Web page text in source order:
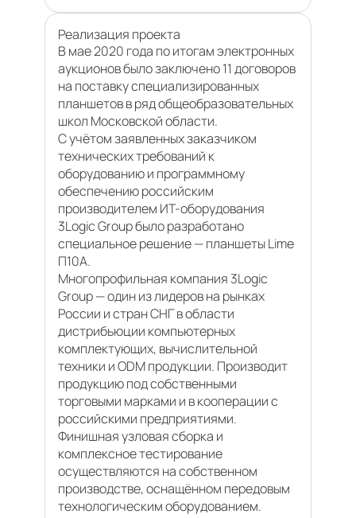
Реализация проекта
В мае 2020 года по итогам электронных
аукционов было заключено 11 договоров
на поставку специализированных
планшетов в ряд общеобразовательных
школ Московской области.
С учётом заявленных заказчиком
технических требований к
оборудованию и программному
обеспечению российским
производителем ИТ-оборудования
3Logic Group было разработано
специальное решение — планшеты Lime
П10А.
Многопрофильная компания 3Logic
Group — один из лидеров на рынках
России и стран СНГ в области
дистрибьюции компьютерных
комплектующих, вычислительной
техники и ODM продукции. Производит
продукцию под собственными
торговыми марками и в кооперации с
российскими предприятиями.
Финишная узловая сборка и
комплексное тестирование
осуществляются на собственном
производстве, оснащённом передовым
технологическим оборудованием.